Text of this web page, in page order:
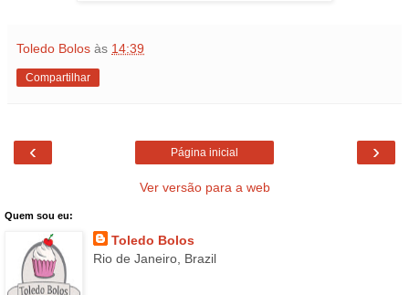
Toledo Bolos às 14:39
Compartilhar
‹ ›
Página inicial
Ver versão para a web
Quem sou eu:
Toledo Bolos
Rio de Janeiro, Brazil